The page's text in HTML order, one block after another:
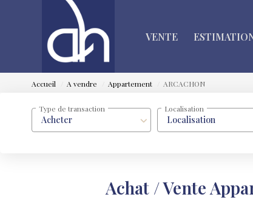
VENTE
Accueil A vendre Appartement ARCACHON
Acheter
Type de transaction
Localisation
Localisation
Achat / Vente